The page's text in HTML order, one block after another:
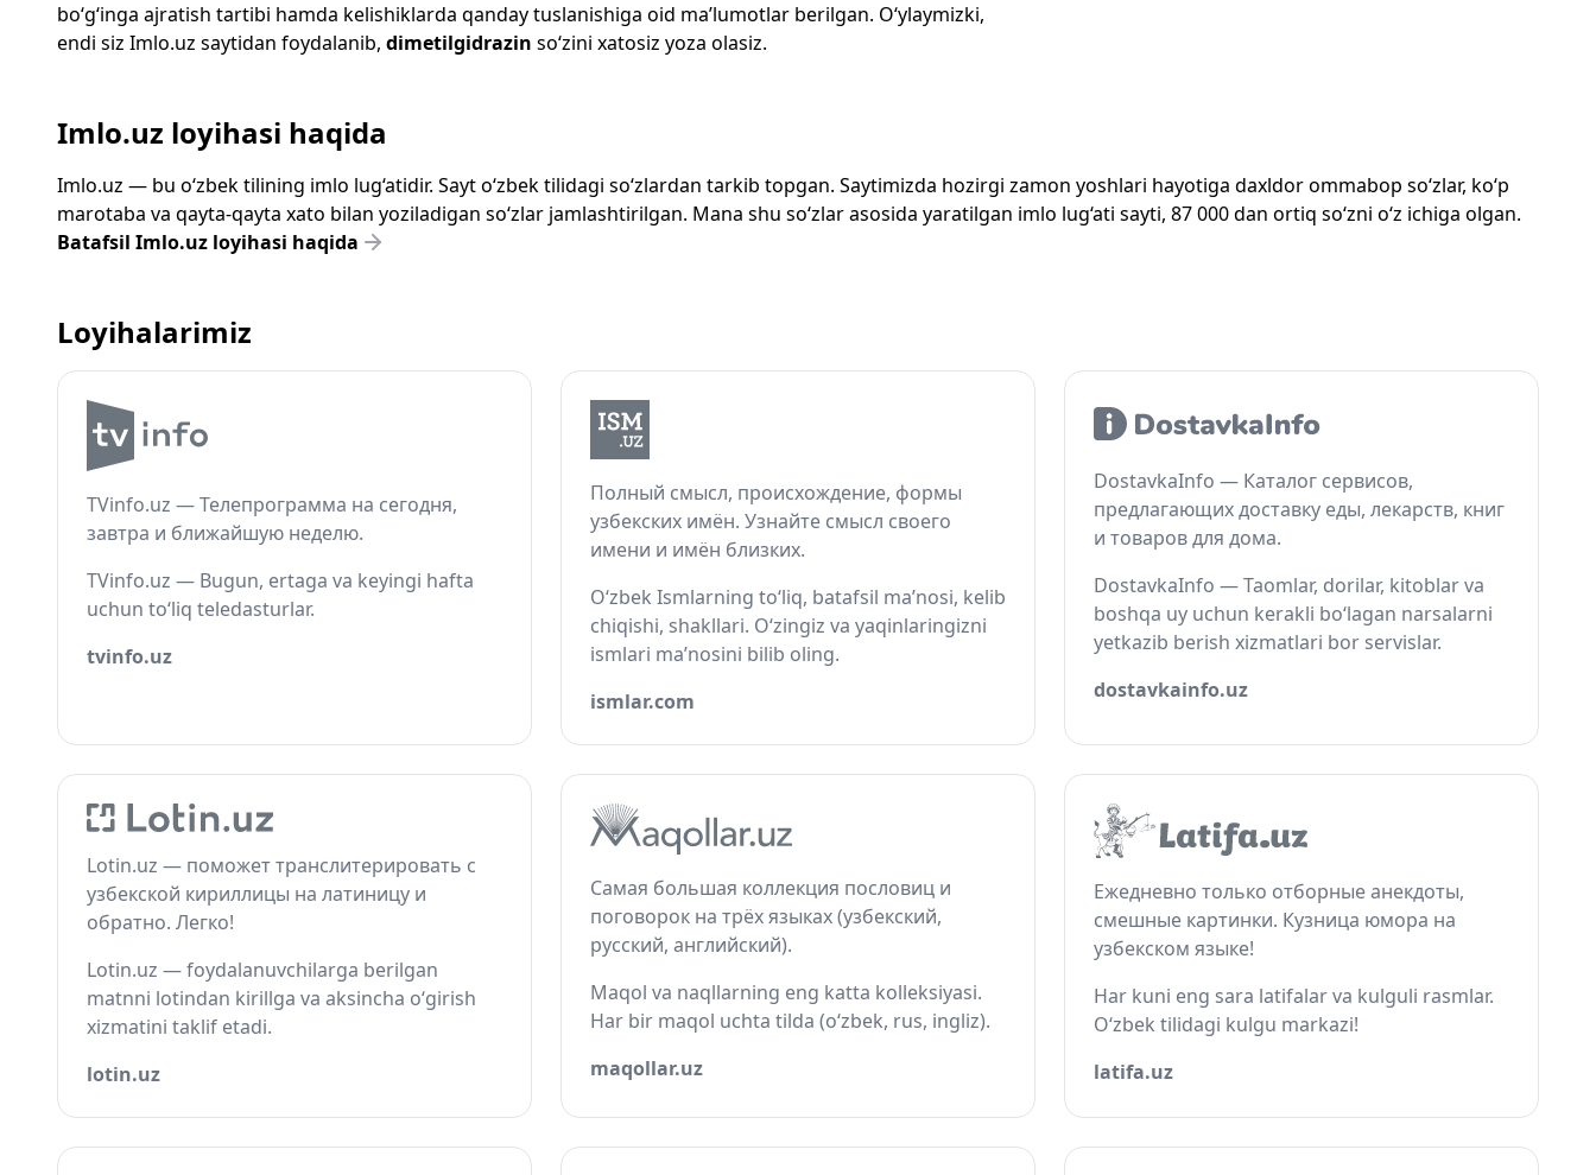
bo‘g‘inga ajratish tartibi hamda kelishiklarda qanday tuslanishiga oid ma’lumotlar berilgan. O‘ylaymizki,
endi siz Imlo.uz saytidan foydalanib, dimetilgidrazin so‘zini xatosiz yoza olasiz.
Imlo.uz loyihasi haqida
Imlo.uz — bu o‘zbek tilining imlo lug‘atidir. Sayt o‘zbek tilidagi so‘zlardan tarkib topgan. Saytimizda hozirgi zamon yoshlari hayotiga daxldor ommabop so‘zlar, ko‘p
marotaba va qayta-qayta xato bilan yoziladigan so‘zlar jamlashtirilgan. Mana shu so‘zlar asosida yaratilgan imlo lug‘ati sayti, 87 000 dan ortiq so‘zni o‘z ichiga olgan.
Batafsil Imlo.uz loyihasi haqida
Loyihalarimiz
TVinfo.uz — Телепрограмма на сегодня,
завтра и ближайшую неделю.
TVinfo.uz — Bugun, ertaga va keyingi hafta
uchun to‘liq teledasturlar.
tvinfo.uz
Полный смысл, происхождение, формы
узбекских имён. Узнайте смысл своего
имени и имён близких.
O‘zbek Ismlarning to‘liq, batafsil ma’nosi, kelib
chiqishi, shakllari. O‘zingiz va yaqinlaringizni
ismlari ma’nosini bilib oling.
ismlar.com
DostavkaInfo — Каталог сервисов,
предлагающих доставку еды, лекарств, книг
и товаров для дома.
DostavkaInfo — Taomlar, dorilar, kitoblar va
boshqa uy uchun kerakli bo‘lagan narsalarni
yetkazib berish xizmatlari bor servislar.
dostavkainfo.uz
Lotin.uz — поможет транслитерировать с
узбекской кириллицы на латиницу и
обратно. Легко!
Lotin.uz — foydalanuvchilarga berilgan
matnni lotindan kirillga va aksincha o‘girish
xizmatini taklif etadi.
lotin.uz
Самая большая коллекция пословиц и
поговорок на трёх языках (узбекский,
русский, английский).
Maqol va naqllarning eng katta kolleksiyasi.
Har bir maqol uchta tilda (o‘zbek, rus, ingliz).
maqollar.uz
Ежедневно только отборные анекдоты,
смешные картинки. Кузница юмора на
узбекском языке!
Har kuni eng sara latifalar va kulguli rasmlar.
O‘zbek tilidagi kulgu markazi!
latifa.uz